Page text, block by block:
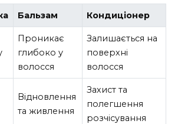
Бальзам Кондиціонер
Проникає
глибоко у
волосся
Залишається на
поверхні
волосся
Відновлення
та живлення
Захист та
полегшення
розчісування